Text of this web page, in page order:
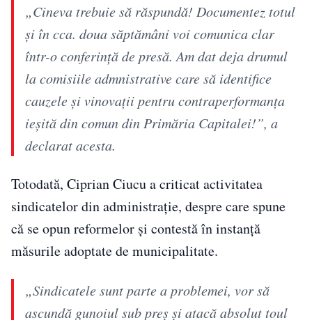
„Cineva trebuie să răspundă! Documentez totul
și în cca. doua săptămâni voi comunica clar
într-o conferință de presă. Am dat deja drumul
la comisiile admnistrative care să identifice
cauzele și vinovații pentru contraperformanța
ieșită din comun din Primăria Capitalei!”, a
declarat acesta.
Totodată, Ciprian Ciucu a criticat activitatea
sindicatelor din administrație, despre care spune
că se opun reformelor și contestă în instanță
măsurile adoptate de municipalitate.
„Sindicatele sunt parte a problemei, vor să
ascundă gunoiul sub preș și atacă absolut toul